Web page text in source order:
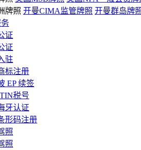
牌照 开曼CIMA监管牌照 开曼群岛牌
证
证
驻
标注册
EP 续签
税号
牙认证
形码注册
照
照